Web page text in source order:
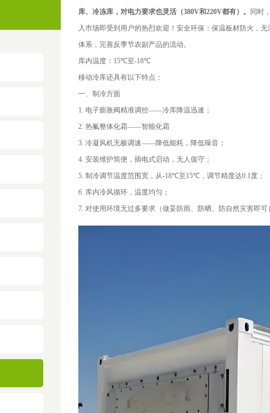
库、冷冻库，对电力要求也灵活（380V和220V都有）。
同时
入市场即受到用户的热烈欢迎！安全环保：保温板材防火，
体系，完善反季节农副产品的流动。
库内温度： 15℃至-18℃
移动冷库还具有以下特点：
一、制冷方面
1. 电子膨胀阀精准调控——冷库降温迅速；
2. 热氟整体化霜——智能化霜
3. 冷凝风机无极调速——降低能耗，降低噪音；
4. 安装维护简便，插电式启动，无人值守；
5. 制冷调节温度范围宽，从-18℃至15℃ ，调节精度达0.1度；
6. 库内冷风循环，温度均匀；
7. 对使用环境无过多要求（做妥防雨、防晒、防自然灾害即可